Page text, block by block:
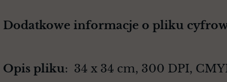
Dodatkowe informacje o pliku
Opis pliku: 34 x 34 cm, 300 DPI,